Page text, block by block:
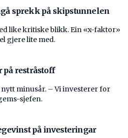
sprekk på skipstunnelen
like kritiske blikk. Ein «x-faktor»
gjere lite med.
på restråstoff
minusår. – Vi investerer for
sjefen.
på investeringar